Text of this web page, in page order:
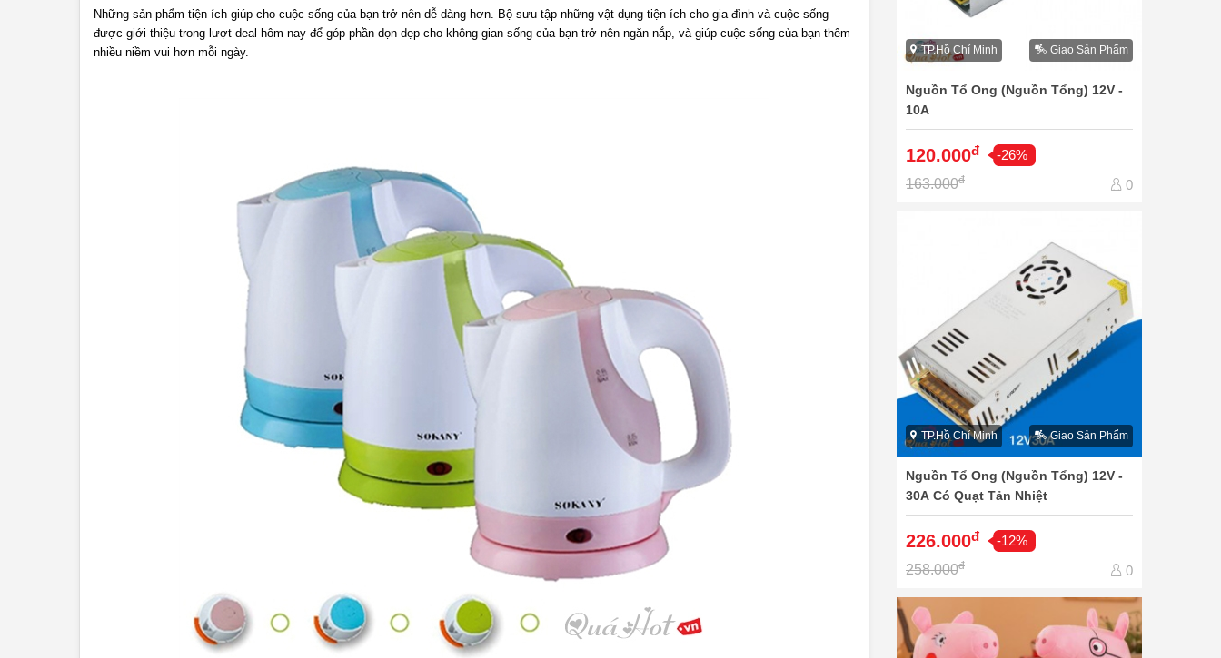
Những sản phẩm tiện ích giúp cho cuộc sống của bạn trở nên dễ dàng hơn. Bộ sưu tập những vật dụng tiện ích cho gia đình và cuộc sống
được giới thiệu trong lượt deal hôm nay để góp phần dọn dẹp cho không gian sống của bạn trở nên ngăn nắp, và giúp cuộc sống của bạn thêm
nhiều niềm vui hơn mỗi ngày.
TP.Hồ Chí Minh Giao Sản Phẩm
Nguồn Tổ Ong (Nguồn Tổng) 12V -
10A
120.000đ
-26%
163.000đ 0
TP.Hồ Chí Minh Giao Sản Phẩm
Nguồn Tổ Ong (Nguồn Tổng) 12V -
30A Có Quạt Tản Nhiệt
226.000đ
-12%
258.000đ 0